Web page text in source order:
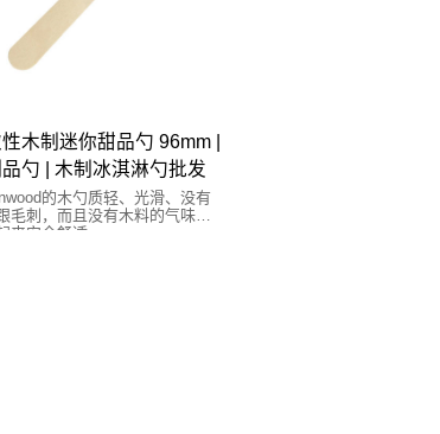
木制迷你甜品勺 96mm |
勺 | 木制冰淇淋勺批发
的木勺质轻、光滑、没有
毛刺，而且没有木料的气味，
来安全舒适。